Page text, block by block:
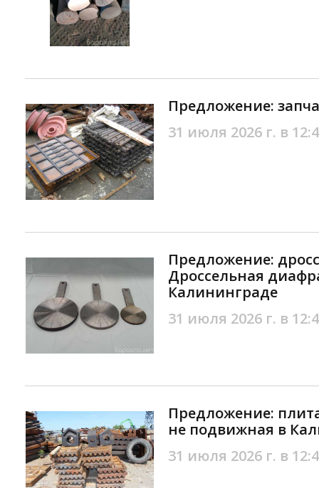
Предложение:
31 июля 2026 г. в
Предложение:
Дроссельная
Калининграде
31 июля 2026 г. в
Предложение:
не подвижная в
31 июля 2026 г. в